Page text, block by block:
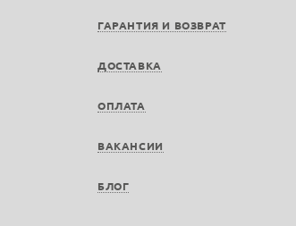
ГАРАНТИЯ И ВОЗВРАТ
ДОСТАВКА
ОПЛАТА
ВАКАНСИИ
БЛОГ